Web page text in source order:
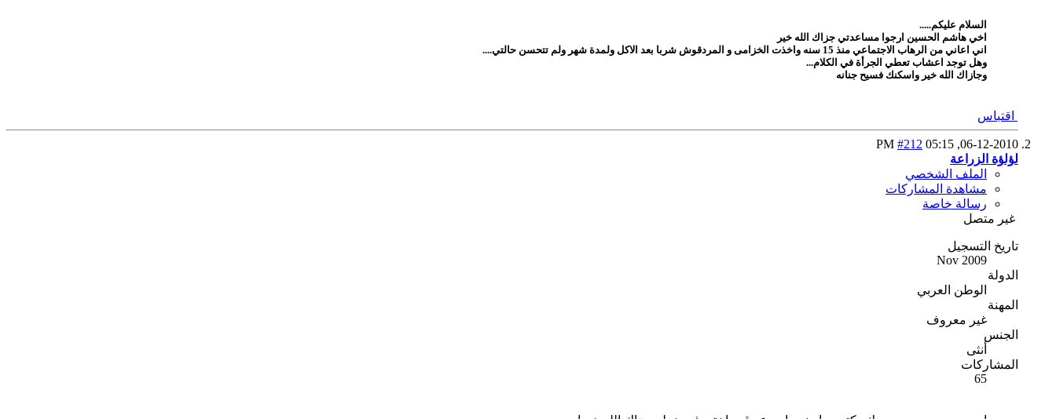
السلام عليكم.....
اخي هاشم الحسين ارجوا مساعدتي جزاك الله خير
اني اعاني من الرهاب الاجتماعي منذ 15 سنه واخذت الخزامى و المردقوش شربا بعد الاكل ولمدة شهر ولم تتحسن حالتي....
وهل توجد اعشاب تعطي الجرأة في الكلام...
وجازاك الله خير واسكنك فسيح جنانه
اقتباس
06-12-2010,
05:15 PM
#212
لؤلؤة الزراعة
الملف الشخصي
مشاهدة المشاركات
رسالة خاصة
غير متصل
تاريخ التسجيل
Nov 2009
الدولة
الوطن العربي
المهنة
غير معروف
الجنس
أنثى
المشاركات
65